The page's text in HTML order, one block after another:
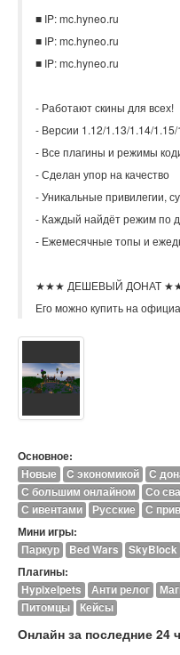
■ IP: mc.hyneo.ru
■ IP: mc.hyneo.ru
■ IP: mc.hyneo.ru
- Работают скины для всех!
- Версии 1.12/1.13/1.14/
- Все плагины и режимы
- Сделан упор на качество
- Уникальные привилегии,
- Каждый найдёт режим по
- Ежемесячные топы и
★★★ ДЕШЕВЫЙ ДОНАТ
Его можно купить на
Основное:
Новые C экономикой С
С большим онлайном
Со
С ивентами
Русские С
Мини игры:
Паркур Bed Wars SkyBlock
Плагины:
Hypixelpets Анти релог
Питомцы
Кейсы
Онлайн за последние 24